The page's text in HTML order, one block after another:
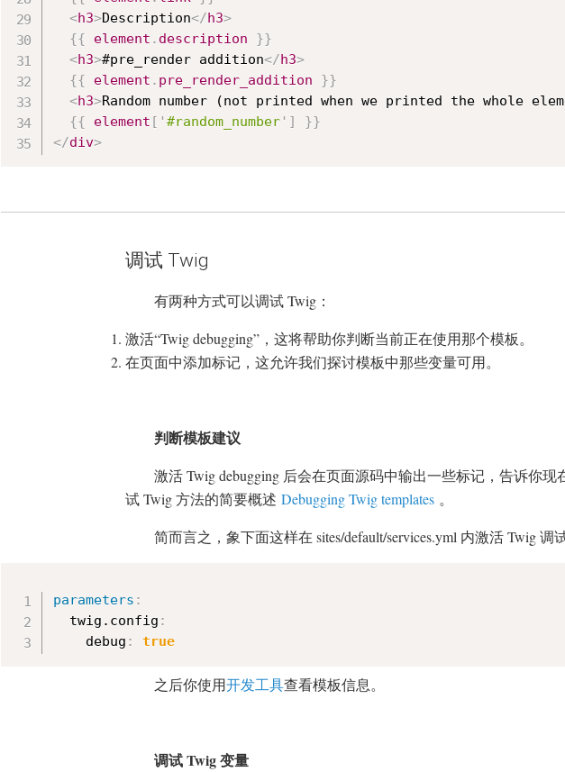
<h3>Description</h3>
{{
element . description
}}
<h3>#pre_render addition</h3>
{{
element . pre_render_addition
}}
<h3>Random number (not printed when we printed the whole
{{
element [ '#random_number ' ]
}}
</div>
调试 Twig
有两种方式可以调试 Twig：
激活“Twig debugging”，这将帮助你判断当前正在使用那个模板。
在页面中添加标记，这允许我们探讨模板中那些变量可用。
判断模板建议
激活 Twig debugging 后会在页面源码中输出一些标记，告诉你
试 Twig 方法的简要概述 Debugging Twig templates 。
简而言之，象下面这样在 sites/default/services.yml 内激活 Twig 调
parameters :
  twig.config
:
    debug
: true
之后你使用开发工具查看模板信息。
调试 Twig 变量